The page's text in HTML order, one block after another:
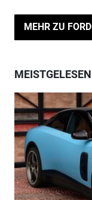
MEHR ZU FORD
MEISTGELESEN